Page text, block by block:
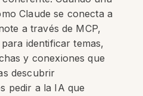
Claude se conecta a
a través de MCP,
identificar temas,
y conexiones que
descubrir
pedir a la IA que